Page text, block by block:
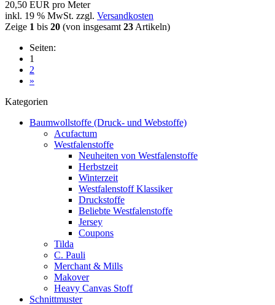
20,50 EUR pro Meter
inkl. 19 % MwSt. zzgl. Versandkosten
Zeige 1 bis 20 (von insgesamt 23 Artikeln)
Seiten:
1
2
»
Kategorien
Baumwollstoffe (Druck- und Webstoffe)
Acufactum
Westfalenstoffe
Neuheiten von Westfalenstoffe
Herbstzeit
Winterzeit
Westfalenstoff Klassiker
Druckstoffe
Beliebte Westfalenstoffe
Jersey
Coupons
Tilda
C. Pauli
Merchant & Mills
Makover
Heavy Canvas Stoff
Schnittmuster